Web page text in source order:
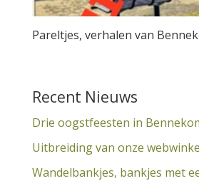
Pareltjes, verhalen van
Recent Nieuws
Drie oogstfeesten in
Uitbreiding van onze
Wandelbankjes, bankjes met